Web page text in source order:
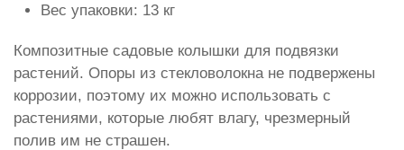
Вес упаковки: 13 кг
Композитные садовые колышки для подвязки
растений. Опоры из стекловолокна не подвержены
коррозии, поэтому их можно использовать с
растениями, которые любят влагу, чрезмерный
полив им не страшен.